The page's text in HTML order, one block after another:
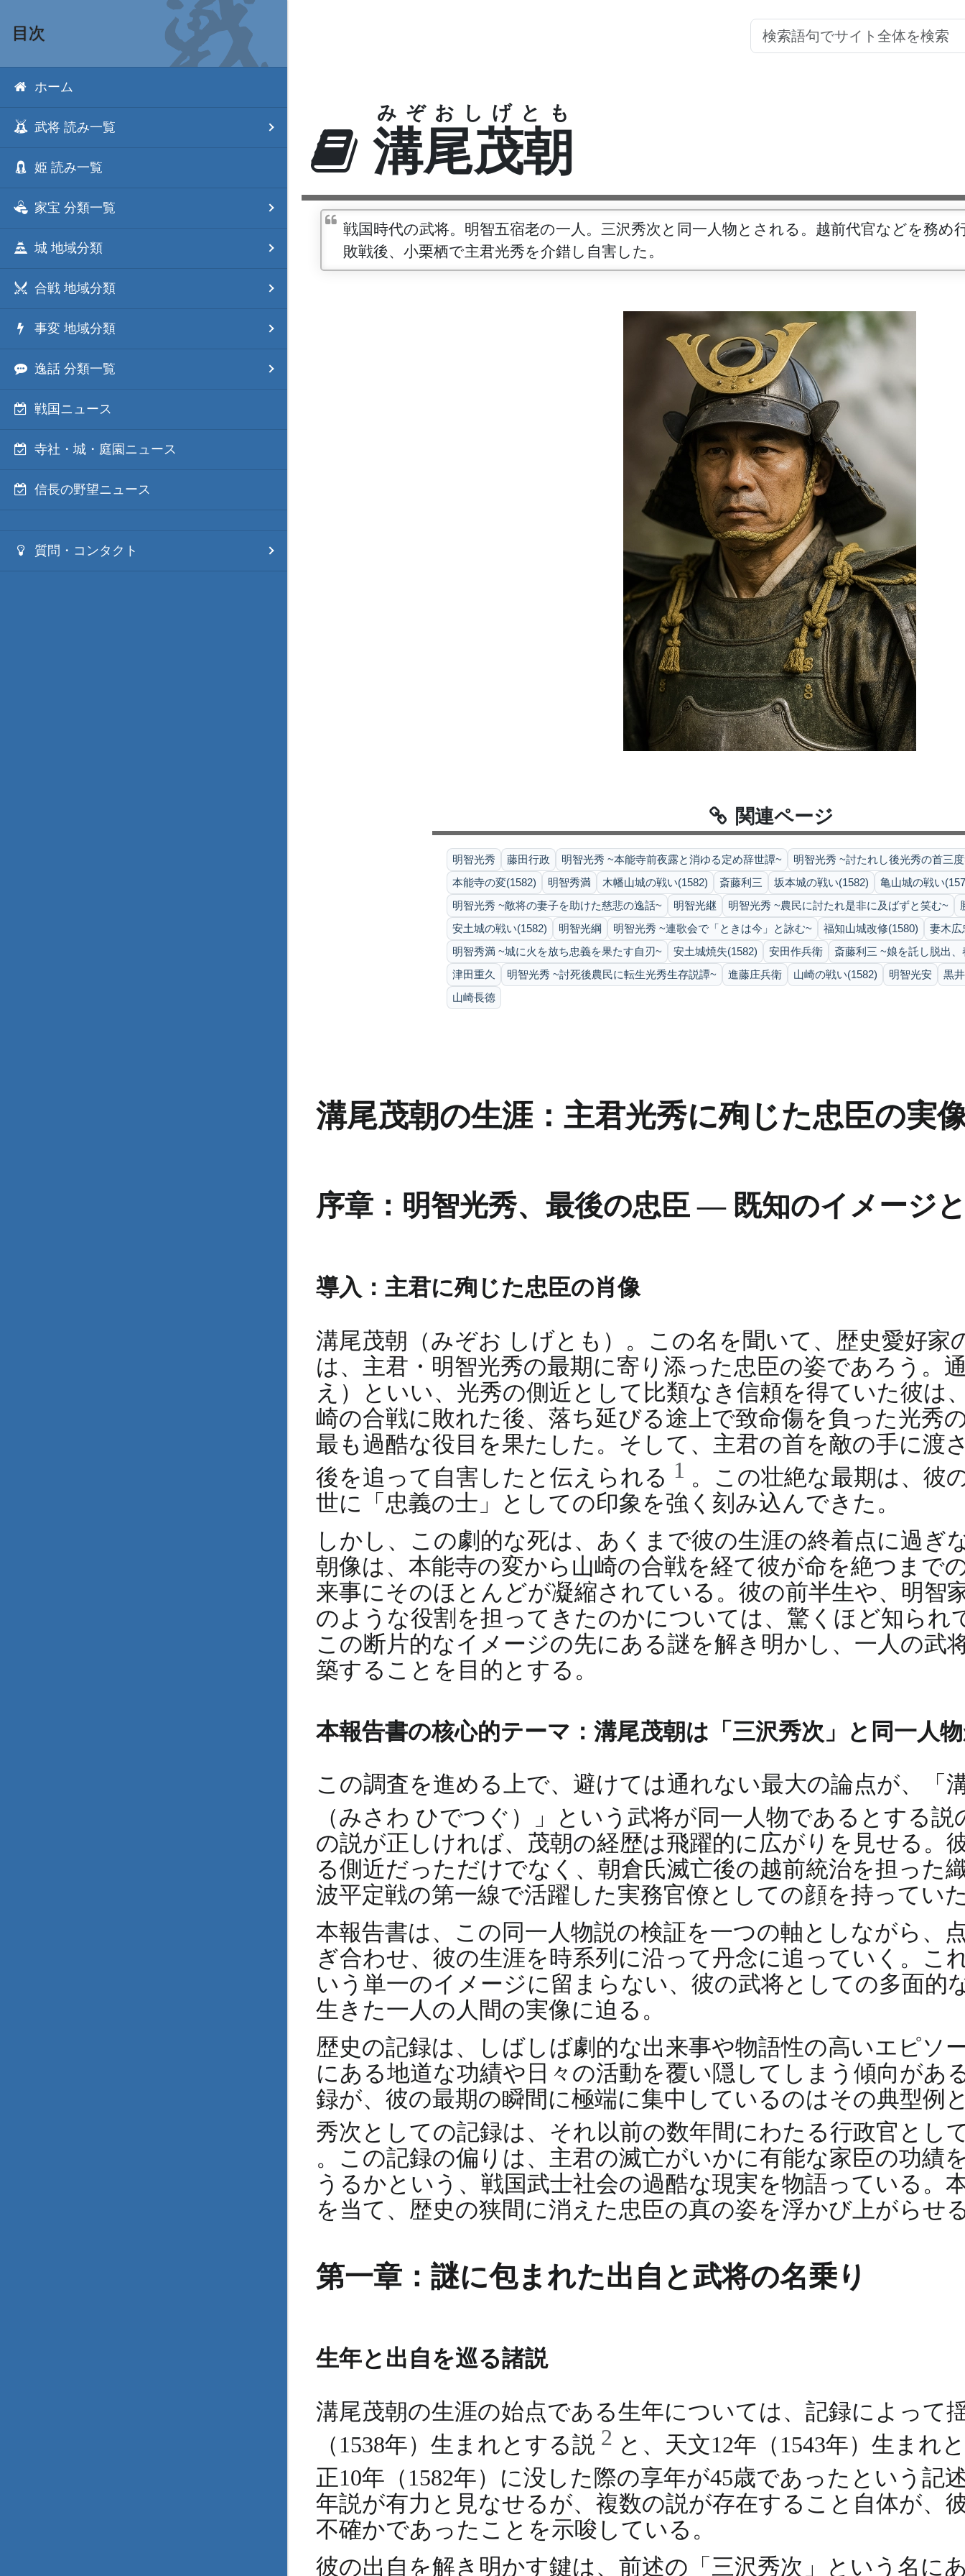
目次
ホーム
武将 読み一覧
姫 読み一覧
家宝 分類一覧
城 地域分類
合戦 地域分類
事変 地域分類
逸話 分類一覧
戦国ニュース
寺社・城・庭園ニュース
信長の野望ニュース
質問・コンタクト
溝尾茂朝
みぞおしげとも
戦国時代の武将。明智五宿老の一人。三沢秀次と同一人物とされる。越前代官などを務め
敗戦後、小栗栖で主君光秀を介錯し自害した。
関連ページ
明智光秀 藤田行政 明智光秀 ~本能寺前夜露と消ゆる定め辞世譚~
明智光秀 ~討たれし後光秀の首三
本能寺の変(1582)
明智秀満 木幡山城の戦い(1582) 斎藤利三 坂本城の戦い(1582)
亀山城の戦い
明智光秀 ~敵将の妻子を助けた慈悲の逸話~
明智光継 明智光秀 ~農民に討たれ是非に及ばずと笑む~
安土城の戦い(1582)
明智光綱 明智光秀 ~連歌会で「ときは今」と詠む~ 福知山城改修(1580)
妻木広
明智秀満 ~城に火を放ち忠義を果たす自刃~
安土城焼失(1582) 安田作兵衛
斎藤利三 ~娘を託し脱出
津田重久
明智光秀 ~討死後農民に転生光秀生存説譚~ 進藤庄兵衛 山崎の戦い(1582) 明智光安
黒
山崎長徳
溝尾茂朝の生涯：主君光秀に殉じた忠臣の実
序章：明智光秀、最後の忠臣 ― 既知のイメージ
導入：主君に殉じた忠臣の肖像
溝尾茂朝（みぞお しげとも）。この名を聞いて、歴史愛好家
は、主君・明智光秀の最期に寄り添った忠臣の姿であろう。
え）といい、光秀の側近として比類なき信頼を得ていた彼は
崎の合戦に敗れた後、落ち延びる途上で致命傷を負った光秀
最も過酷な役目を果たした。そして、主君の首を敵の手に渡
後を追って自害したと伝えられる 1 。この壮絶な最期は、彼
世に「忠義の士」としての印象を強く刻み込んできた。
しかし、この劇的な死は、あくまで彼の生涯の終着点に過ぎ
朝像は、本能寺の変から山崎の合戦を経て彼が命を絶つまで
来事にそのほとんどが凝縮されている。彼の前半生や、明智
のような役割を担ってきたのかについては、驚くほど知られ
この断片的なイメージの先にある謎を解き明かし、一人の武
築することを目的とする。
本報告書の核心的テーマ：溝尾茂朝は「三沢秀次」と同一人
この調査を進める上で、避けては通れない最大の論点が、「
（みさわ ひでつぐ）」という武将が同一人物であるとする
の説が正しければ、茂朝の経歴は飛躍的に広がりを見せる。
る側近だっただけでなく、朝倉氏滅亡後の越前統治を担った
波平定戦の第一線で活躍した実務官僚としての顔を持ってい
本報告書は、この同一人物説の検証を一つの軸としながら、
ぎ合わせ、彼の生涯を時系列に沿って丹念に追っていく。こ
いう単一のイメージに留まらない、彼の武将としての多面的
生きた一人の人間の実像に迫る。
歴史の記録は、しばしば劇的な出来事や物語性の高いエピソ
にある地道な功績や日々の活動を覆い隠してしまう傾向があ
録が、彼の最期の瞬間に極端に集中しているのはその典型例
秀次としての記録は、それ以前の数年間にわたる行政官とし
。この記録の偏りは、主君の滅亡がいかに有能な家臣の功績
うるかという、戦国武士社会の過酷な現実を物語っている。
を当て、歴史の狭間に消えた忠臣の真の姿を浮かび上がらせ
第一章：謎に包まれた出自と武将の名乗り
生年と出自を巡る諸説
溝尾茂朝の生涯の始点である生年については、記録によって
（1538年）生まれとする説 2 と、天文12年（1543年）生まれ
正10年（1582年）に没した際の享年が45歳であったという記
年説が有力と見なせるが、複数の説が存在すること自体が、
不確かであったことを示唆している。
彼の出自を解き明かす鍵は、前述の「三沢秀次」という名に